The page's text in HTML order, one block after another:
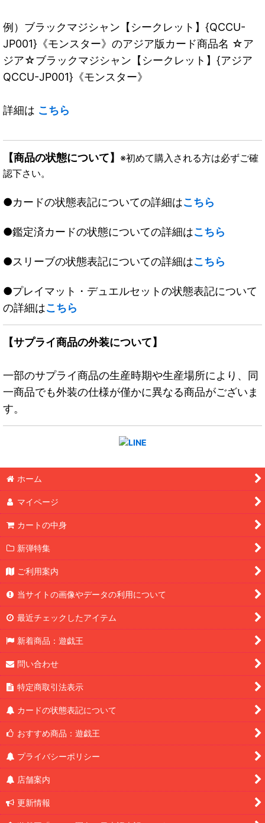
例）ブラックマジシャン【シークレット】{QCCU-
JP001}《モンスター》のアジア版カード商品名 ☆ア
ジア☆ブラックマジシャン【シークレット】{アジア
QCCU-JP001}《モンスター》
詳細は こちら
【商品の状態について】 ※初めて購入される方は必ずご確
認下さい。
●カードの状態表記についての詳細はこちら
●鑑定済カードの状態についての詳細はこちら
●スリーブの状態表記についての詳細はこちら
●プレイマット・デュエルセットの状態表記について
の詳細はこちら
【サプライ商品の外装について】
一部のサプライ商品の生産時期や生産場所により、同
一商品でも外装の仕様が僅かに異なる商品がございま
す。
ホーム
マイページ
カートの中身
新弾特集
ご利用案内
当サイトの画像やデータの利用について
最近チェックしたアイテム
新着商品：遊戯王
問い合わせ
特定商取引法表示
カードの状態表記について
おすすめ商品：遊戯王
プライバシーポリシー
店舗案内
更新情報